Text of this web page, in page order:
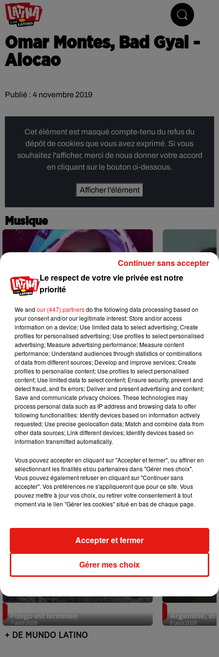
Omar Montes, Bad Gyal -
Alocao
Publié : 4 novembre 2019
Cet élément est masqué compte-tenu du refus du
dépôt de cookies que vous avez exprimé. Si vous
souhaitez l'afficher, merci de nous donner votre accord
en cliquant sur le bouton ci-dessous.
Afficher l'élément
Musique
6 août 2026
Karol G dévoile la tracklist de son
nouvel album… avec des invités...
5 août 2026
Benny
Becky G sur
+ DE MUSIQUE
Mundo Latino
7 août 2026
Fuego est terminée
6 août 2026
Argentine, et
+ DE MUNDO LATINO
Le respect de votre vie privée est notre
priorité
We and our (447) partnersdo the following data processing based on
your consent and/or our legitimate interest: Store and/or access
information on a device; Use limited data to select advertising; Create
profiles for personalised advertising; Use profiles to select personalised
advertising; Measure advertising performance; Measure content
performance; Understand audiences through statistics or combinations
of data from different sources; Develop and improve services; Create
profiles to personalise content; Use profiles to select personalised
content; Use limited data to select content; Ensure security, prevent and
detect fraud, and fix errors; Deliver and present advertising and content;
Save and communicate privacy choices. These technologies may
process personal data such as IP address and browsing data to offer
following functionalities: Identify devices based on information actively
requested; Use precise geolocation data; Match and combine data from
other data sources; Link different devices; Identify devices based on
information transmitted automatically.
Vous pouvez accepter en cliquant sur "Accepter et fermer", ou affiner en
sélectionnant les finalités et/ou partenaires dans "Gérer mes choix".
Vous pouvez également refuser en cliquant sur "Continuer sans
accepter". Vos préférences ne s'appliqueront que pour ce site. Vous
pouvez mettre à jour vos choix, ou retirer votre consentement à tout
moment via le lien "Gérer les cookies" situé en bas de chaque page.
Gérer mes choix
Accepter et fermer
Continuer sans accepter